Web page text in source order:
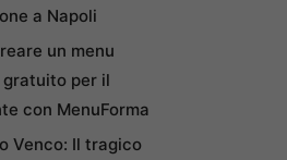
a Napoli
un menu
per il
con MenuForma
Venco: Il tragico